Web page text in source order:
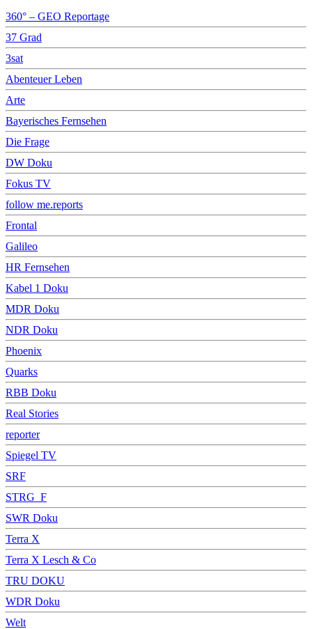
360° – GEO Reportage
37 Grad
3sat
Abenteuer Leben
Arte
Bayerisches Fernsehen
Die Frage
DW Doku
Fokus TV
follow me.reports
Frontal
Galileo
HR Fernsehen
Kabel 1 Doku
MDR Doku
NDR Doku
Phoenix
Quarks
RBB Doku
Real Stories
reporter
Spiegel TV
SRF
STRG_F
SWR Doku
Terra X
Terra X Lesch & Co
TRU DOKU
WDR Doku
Welt